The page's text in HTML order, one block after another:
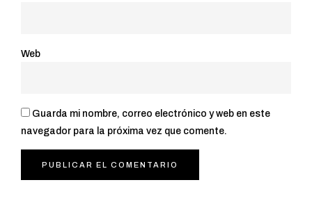
Web
Guarda mi nombre, correo electrónico y web en este
navegador para la próxima vez que comente.